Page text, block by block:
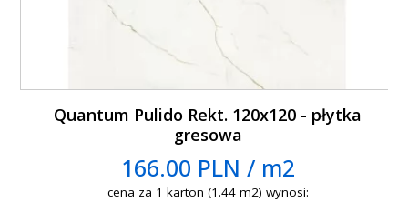
Quantum Pulido Rekt. 120x120 - płytka
gresowa
166.00 PLN / m2
cena za 1 karton (1.44 m2) wynosi: